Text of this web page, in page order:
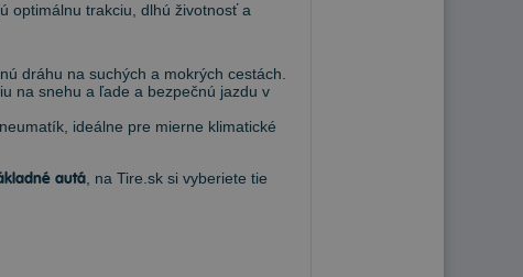
optimálnu trakciu, dlhú životnosť a
dráhu na suchých a mokrých cestách.
na snehu a ľade a bezpečnú jazdu v
ideálne pre mierne klimatické
autá , na Tire.sk si vyberiete tie